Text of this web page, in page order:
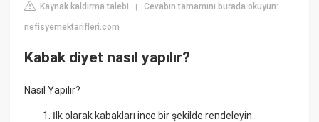
Kaynak kaldırma talebi |Cevabın tamamını burada okuyun:
nefisyemektarifleri.com
Kabak diyet nasıl yapılır?
Nasıl Yapılır?
İlk olarak kabakları ince bir şekilde rendeleyin.